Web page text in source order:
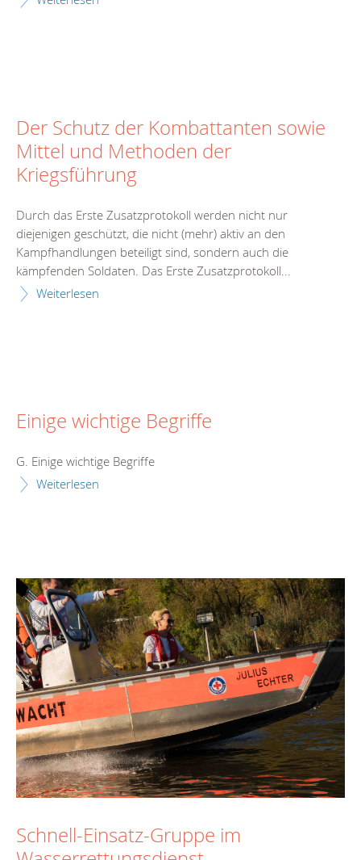
Der Schutz der Kombattanten sowie
Mittel und Methoden der
Kriegsführung
Durch das Erste Zusatzprotokoll werden nicht nur
diejenigen geschützt, die nicht (mehr) aktiv an den
Kampfhandlungen beteiligt sind, sondern auch die
kämpfenden Soldaten. Das Erste Zusatzprotokoll...
Weiterlesen
Einige wichtige Begriffe
G. Einige wichtige Begriffe
Weiterlesen
Schnell-Einsatz-Gruppe im